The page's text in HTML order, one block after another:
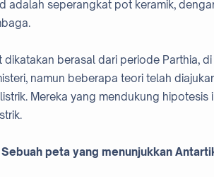
adalah seperangkat pot keramik,
dikatakan berasal dari periode Parthia,
namun beberapa teori telah
Mereka yang mendukung
peta yang menunjukkan